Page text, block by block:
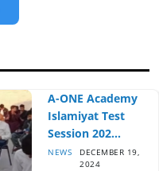
A-ONE Academy
Islamiyat Test
Session 202...
NEWS
DECEMBER 19,
2024